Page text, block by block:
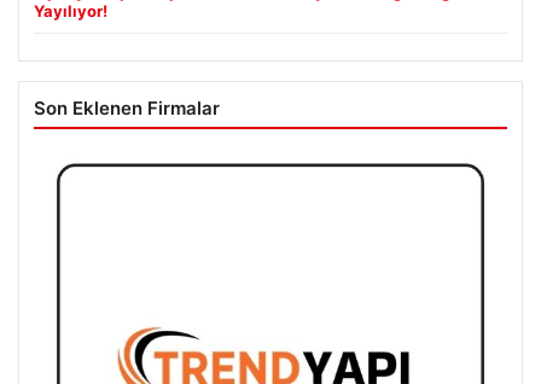
Yayılıyor!
Son Eklenen Firmalar